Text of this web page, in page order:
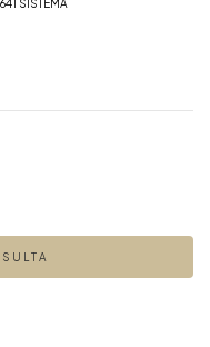
SISTEMA